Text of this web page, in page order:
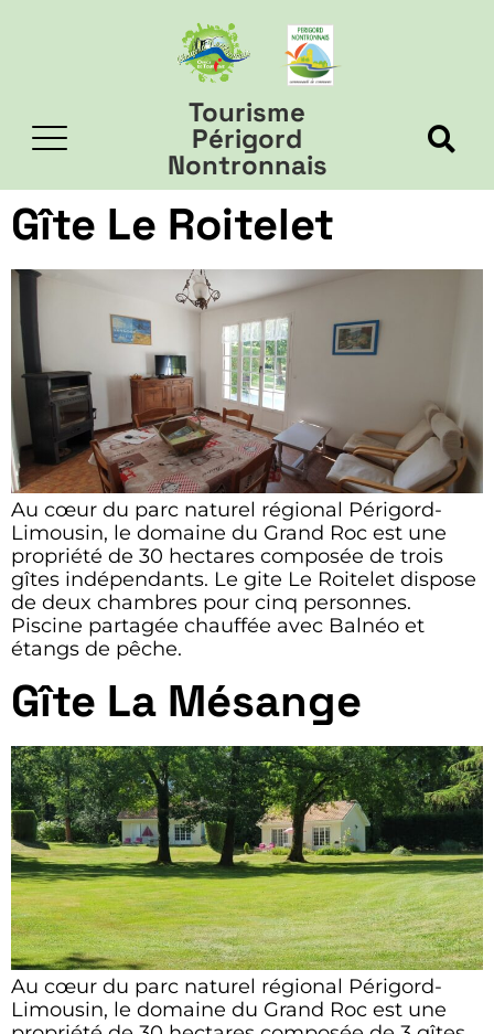
Tourisme
Périgord
Nontronnais
Gîte Le Roitelet
Au cœur du parc naturel régional Périgord-
Limousin, le domaine du Grand Roc est une
propriété de 30 hectares composée de trois
gîtes indépendants. Le gite Le Roitelet dispose
de deux chambres pour cinq personnes.
Piscine partagée chauffée avec Balnéo et
étangs de pêche.
Gîte La Mésange
Au cœur du parc naturel régional Périgord-
Limousin, le domaine du Grand Roc est une